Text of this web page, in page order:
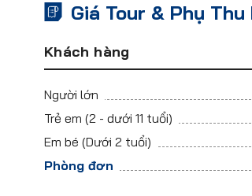
Giá Tour & Phụ
Khách hàng
Người lớn
Trẻ em (2 - dưới 11 tuổi)
Em bé (Dưới 2 tuổi)
Phòng đơn